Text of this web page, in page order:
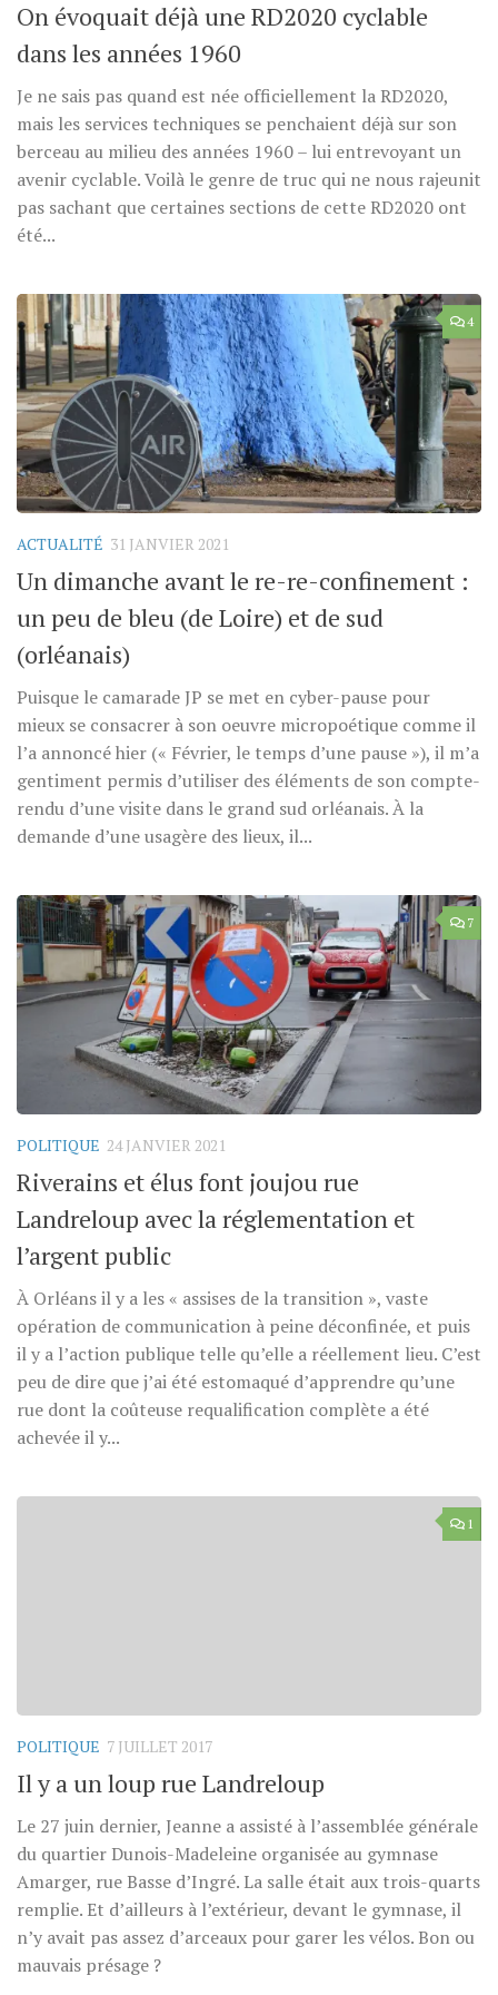
On évoquait déjà une RD2020 cyclable
dans les années 1960
Je ne sais pas quand est née officiellement la RD2020,
mais les services techniques se penchaient déjà sur son
berceau au milieu des années 1960 – lui entrevoyant un
avenir cyclable. Voilà le genre de truc qui ne nous rajeunit
pas sachant que certaines sections de cette RD2020 ont
été...
4
ACTUALITÉ 31 JANVIER 2021
Un dimanche avant le re-re-confinement :
un peu de bleu (de Loire) et de sud
(orléanais)
Puisque le camarade JP se met en cyber-pause pour
mieux se consacrer à son oeuvre micropoétique comme il
l’a annoncé hier (« Février, le temps d’une pause »), il m’a
gentiment permis d’utiliser des éléments de son compte-
rendu d’une visite dans le grand sud orléanais. À la
demande d’une usagère des lieux, il...
7
POLITIQUE 24 JANVIER 2021
Riverains et élus font joujou rue
Landreloup avec la réglementation et
l’argent public
À Orléans il y a les « assises de la transition », vaste
opération de communication à peine déconfinée, et puis
il y a l’action publique telle qu’elle a réellement lieu. C’est
peu de dire que j’ai été estomaqué d’apprendre qu’une
rue dont la coûteuse requalification complète a été
achevée il y...
1
POLITIQUE 7 JUILLET 2017
Il y a un loup rue Landreloup
Le 27 juin dernier, Jeanne a assisté à l’assemblée générale
du quartier Dunois-Madeleine organisée au gymnase
Amarger, rue Basse d’Ingré. La salle était aux trois-quarts
remplie. Et d’ailleurs à l’extérieur, devant le gymnase, il
n’y avait pas assez d’arceaux pour garer les vélos. Bon ou
mauvais présage ?